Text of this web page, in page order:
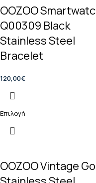
OOZOO
Q00309 Black
Stainless Steel
Bracelet
120,00€
Επιλογή
OOZOO Vintage